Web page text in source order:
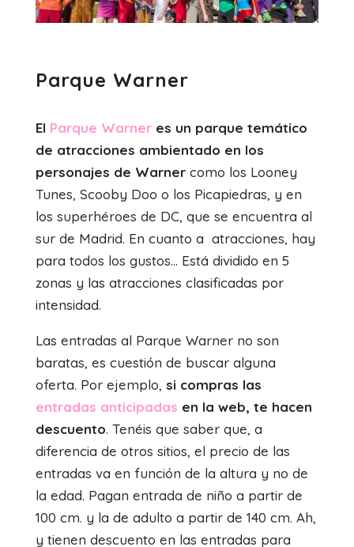
Parque Warner
El Parque Warneres un parque temático
de atracciones ambientado en los
personajes de Warnercomo los Looney
Tunes, Scooby Doo o los Picapiedras, y en
los superhéroes de DC, que se encuentra al
sur de Madrid. En cuanto a atracciones, hay
para todos los gustos… Está dividido en 5
zonas y las atracciones clasificadas por
intensidad.
Las entradas al Parque Warner no son
baratas, es cuestión de buscar alguna
oferta. Por ejemplo, si compras las
entradas anticipadas en la web, te hacen
descuento. Tenéis que saber que, a
diferencia de otros sitios, el precio de las
entradas va en función de la altura y no de
la edad. Pagan entrada de niño a partir de
100 cm. y la de adulto a partir de 140 cm. Ah,
y tienen descuento en las entradas para